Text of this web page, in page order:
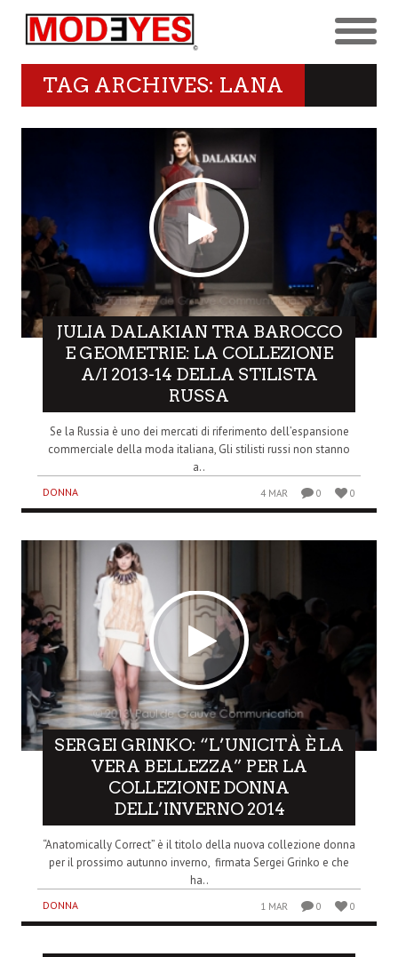
TAG ARCHIVES: LANA
JULIA DALAKIAN TRA BAROCCO
E GEOMETRIE: LA COLLEZIONE
A/I 2013-14 DELLA STILISTA
RUSSA
Se la Russia è uno dei mercati di riferimento dell’espansione
commerciale della moda italiana, Gli stilisti russi non stanno
a..
DONNA 4 MAR 0 0
SERGEI GRINKO: “L’UNICITÀ È LA
VERA BELLEZZA” PER LA
COLLEZIONE DONNA
DELL’INVERNO 2014
“Anatomically Correct” è il titolo della nuova collezione donna
per il prossimo autunno inverno, firmata Sergei Grinko e che
ha..
DONNA 1 MAR 0 0